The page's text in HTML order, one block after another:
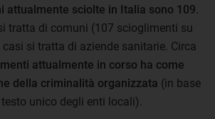
attualmente sciolte in Italia sono 109.
tratta di comuni (107 scioglimenti su
si tratta di aziende sanitarie. Circa
attualmente in corso ha come
della criminalità organizzata (in base
unico degli enti locali).